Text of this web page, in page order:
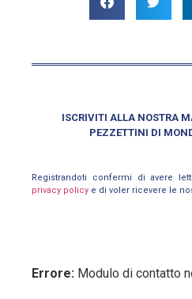
ISCRIVITI ALLA NOSTRA
PEZZETTINI DI
Registrandoti confermi di avere
privacy policy e di voler ricevere le
Errore: Modulo di contatto